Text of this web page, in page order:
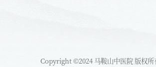
Copyright ©2024 马鞍山中医院 版权所